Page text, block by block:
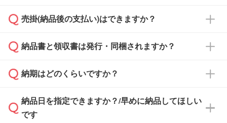
依頼いただいた場合は、翌営業日以降のご連絡
銀行振込のみのご対応となります。
売掛(納品後の支払い)はできますか？
基本的には先入金をお願いしておりますが、自
どの場合は、月末締め翌月末払いに対応可能で
また、卒業・卒園記念品で対策委員会や個人様
納品書と領収書は発行・同梱されますか？
納品書・領収書は ご依頼をいただいた場合の
ず、通常はPDFデータをメール添付でお送りし
ます。
納期はどのくらいですか？
・印刷する場合(500個程度)
ご入金、イメージ画像の校了から約2週間～2
納品日を指定できますか？/早めに納品してほしい
です